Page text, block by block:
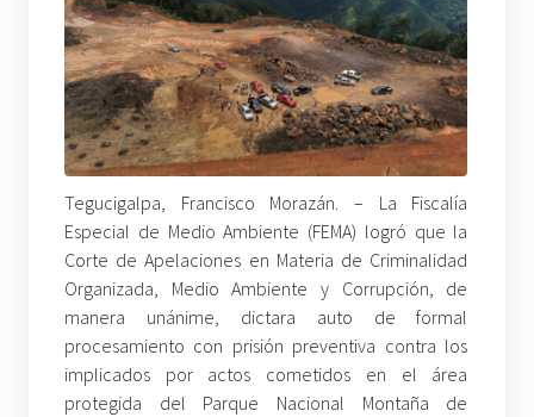
Tegucigalpa, Francisco Morazán. – La Fiscalía
Especial de Medio Ambiente (FEMA) logró que la
Corte de Apelaciones en Materia de Criminalidad
Organizada, Medio Ambiente y Corrupción, de
manera unánime, dictara auto de formal
procesamiento con prisión preventiva contra los
implicados por actos cometidos en el área
protegida del Parque Nacional Montaña de